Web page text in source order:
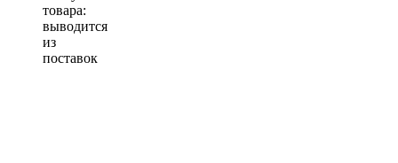
товара:
выводится
из
поставок